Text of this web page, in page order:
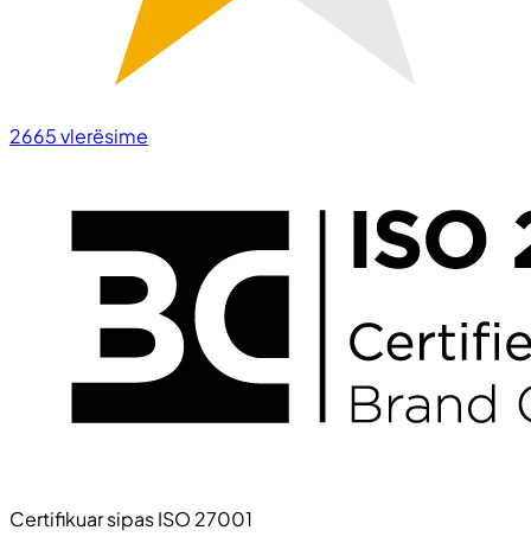
2665vlerësime
Certifikuar sipas ISO 27001